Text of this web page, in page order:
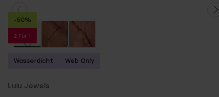
-50%
2 für 1
Wasserdicht Web Only
Lulu Jewels